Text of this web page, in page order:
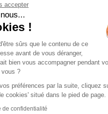
Retours et remboursements
Suivi de commande
Livraisons
Guide des tailles
Politique de confidentialité
Conditions générales
de la Carte de Fidélité
accepter
!
sûrs que le contenu de ce
avant de vous déranger,
bien vous accompagner pendant
vous ?
préférences par la suite, cliquez
cookies' situé dans le pied de page.
de confidentialité